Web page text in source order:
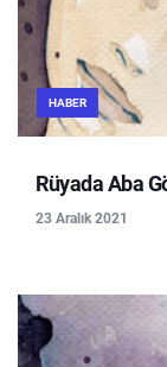
HABER
Rüyada Aba
23 Aralık 2021